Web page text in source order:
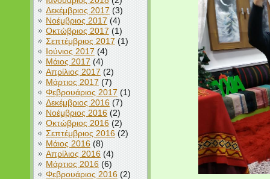
Δεκέμβριος 2017 (3)
Νοέμβριος 2017(4)
Οκτώβριος 2017(1)
Σεπτέμβριος 2017 (1)
Ιούνιος 2017 (4)
Μάιος 2017 (4)
Απρίλιος 2017 (2)
Μάρτιος 2017 (7)
Φεβρουάριος 2017(1)
Δεκέμβριος 2016(7)
Νοέμβριος 2016(2)
Οκτώβριος 2016(2)
Σεπτέμβριος 2016(2)
Μάιος 2016(8)
Απρίλιος 2016(4)
Μάρτιος 2016(6)
Φεβρουάριος 2016(2)